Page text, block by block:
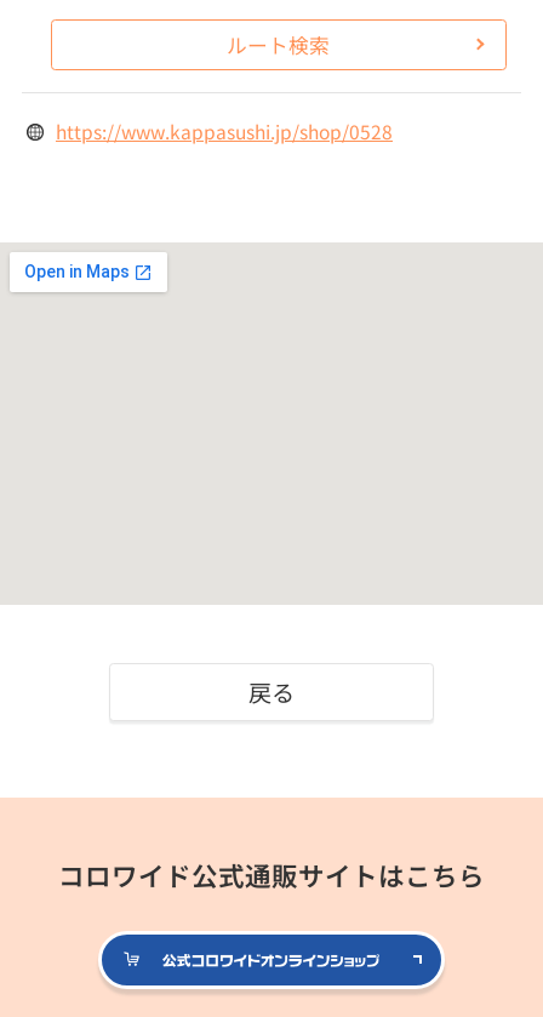
ルート検索
https://www.kappasushi.jp/shop/0528
戻る
コロワイド公式通販サイトはこちら
公式コロ